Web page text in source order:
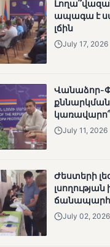
ապագա է
լճին
July 17, 2026
Վանաձոր-
քննարկման
July 11, 2026
Ժեստերի
July 02, 2026